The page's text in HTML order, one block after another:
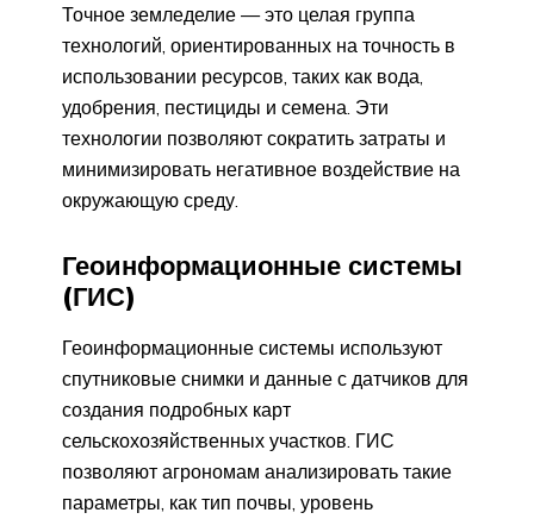
Точное земледелие — это целая группа
технологий, ориентированных на точность в
использовании ресурсов, таких как вода,
удобрения, пестициды и семена. Эти
технологии позволяют сократить затраты и
минимизировать негативное воздействие на
окружающую среду.
Геоинформационные системы
(ГИС)
Геоинформационные системы используют
спутниковые снимки и данные с датчиков для
создания подробных карт
сельскохозяйственных участков. ГИС
позволяют агрономам анализировать такие
параметры, как тип почвы, уровень